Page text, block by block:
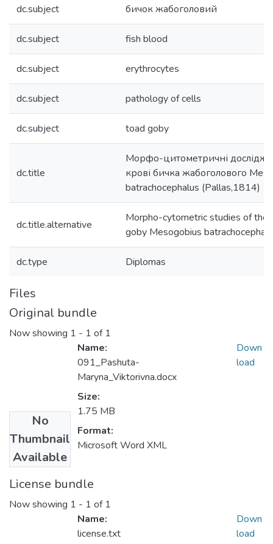
dc.subject бичок жабоголовий
dc.subject fish blood
dc.subject erythrocytes
dc.subject pathology of cells
dc.subject toad goby
dc.title
Морфо-цитометричні
крові бичка жабоголового
batrachocephalus (Pallas,1814)
dc.title.alternative
Morpho-cytometric studies of the
goby Mesogobius
dc.type Diplomas
Files
Original bundle
Now showing 1 - 1 of 1
No
Thumbnail
Available
Name:
091_Pashuta-
Maryna_Viktorivna.docx
Size:
1.75 MB
Format:
Microsoft Word XML
Down
load
License bundle
Now showing 1 - 1 of 1
Name:
license.txt
Down
load